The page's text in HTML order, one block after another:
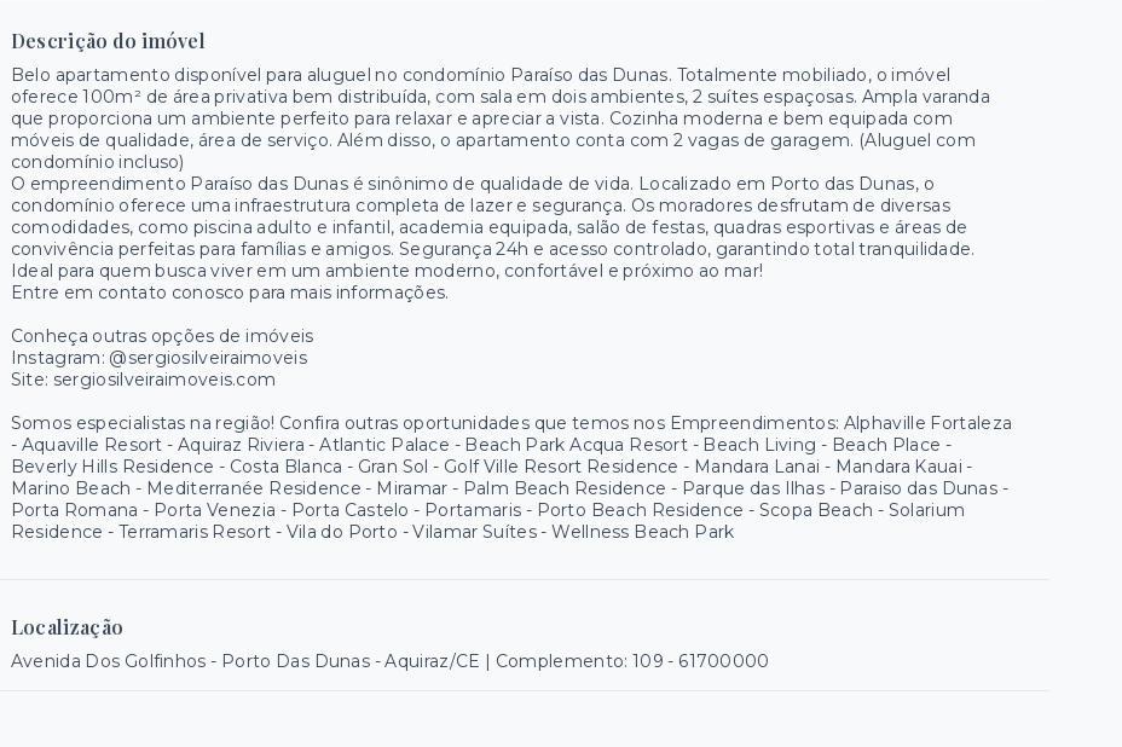
Descrição do imóvel
Belo apartamento disponível para aluguel no condomínio Paraíso das Dunas. Totalmente mobiliado, o imóvel
oferece 100m² de área privativa bem distribuída, com sala em dois ambientes, 2 suítes espaçosas. Ampla varanda
que proporciona um ambiente perfeito para relaxar e apreciar a vista. Cozinha moderna e bem equipada com
móveis de qualidade, área de serviço. Além disso, o apartamento conta com 2 vagas de garagem. (Aluguel com
condomínio incluso)
O empreendimento Paraíso das Dunas é sinônimo de qualidade de vida. Localizado em Porto das Dunas, o
condomínio oferece uma infraestrutura completa de lazer e segurança. Os moradores desfrutam de diversas
comodidades, como piscina adulto e infantil, academia equipada, salão de festas, quadras esportivas e áreas de
convivência perfeitas para famílias e amigos. Segurança 24h e acesso controlado, garantindo total tranquilidade.
Ideal para quem busca viver em um ambiente moderno, confortável e próximo ao mar!
Entre em contato conosco para mais informações.
Conheça outras opções de imóveis
Instagram: @sergiosilveiraimoveis
Site: sergiosilveiraimoveis.com
Somos especialistas na região! Confira outras oportunidades que temos nos Empreendimentos: Alphaville Fortaleza
- Aquaville Resort - Aquiraz Riviera - Atlantic Palace - Beach Park Acqua Resort - Beach Living - Beach Place -
Beverly Hills Residence - Costa Blanca - Gran Sol - Golf Ville Resort Residence - Mandara Lanai - Mandara Kauai -
Marino Beach - Mediterranée Residence - Miramar - Palm Beach Residence - Parque das Ilhas - Paraiso das Dunas -
Porta Romana - Porta Venezia - Porta Castelo - Portamaris - Porto Beach Residence - Scopa Beach - Solarium
Residence - Terramaris Resort - Vila do Porto - Vilamar Suítes - Wellness Beach Park
Localização
Avenida Dos Golfinhos - Porto Das Dunas - Aquiraz/CE | Complemento: 109 - 61700000